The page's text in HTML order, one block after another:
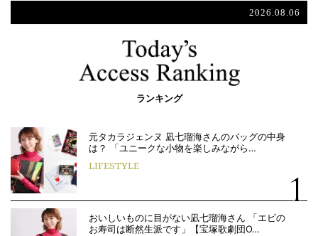
2026.08.06
ランキング
元タカラジェンヌ 凪七瑠海さんのバッグの中身
は？ 「ユニークな小物を楽しみながら…
LIFESTYLE
おいしいものに目がない凪七瑠海さん 「エビの
お寿司は断然生派です」【宝塚歌劇団O…